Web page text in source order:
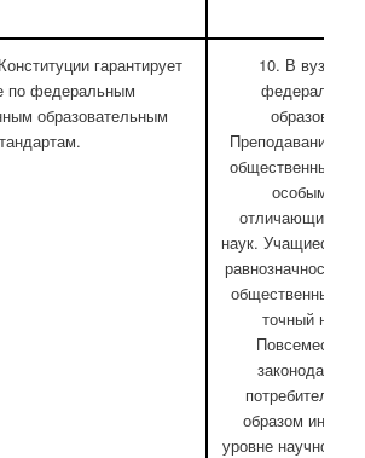
гарантирует
по федеральным
образовательным
10. В вузах
федеральные
Преподавание
общественных
особым
отличающимся
наук. Учащиеся
равнозначности
общественных
точный наук,
Повсеместно
образом
уровне научности